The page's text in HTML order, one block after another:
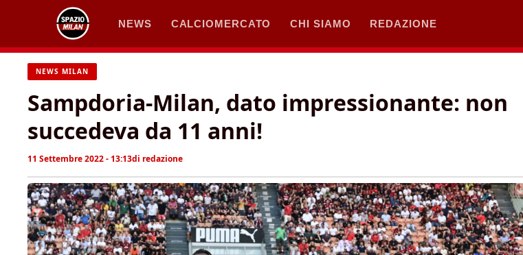
contenuto
NEWS CALCIOMERCATO CHI SIAMO REDAZIONE
NEWS MILAN
Sampdoria-Milan, dato impressionante: non
succedeva da 11 anni!
11 Settembre 2022 - 13:13di redazione